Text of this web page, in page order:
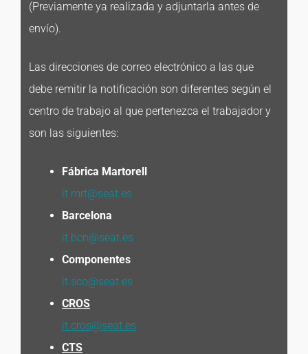
(Previamente ya realizada y adjuntarla antes de
envío).
Las direcciones de correo electrónico a las que
debe remitir la notificación son diferentes según el
centro de trabajo al que pertenezca el trabajador y
son las siguientes:
Fábrica Martorell
it.mrt@seat.es
Barcelona
it.bcn@seat.es
Componentes
it.sco@seat.es
CROS
it.cros@seat.es
CTS